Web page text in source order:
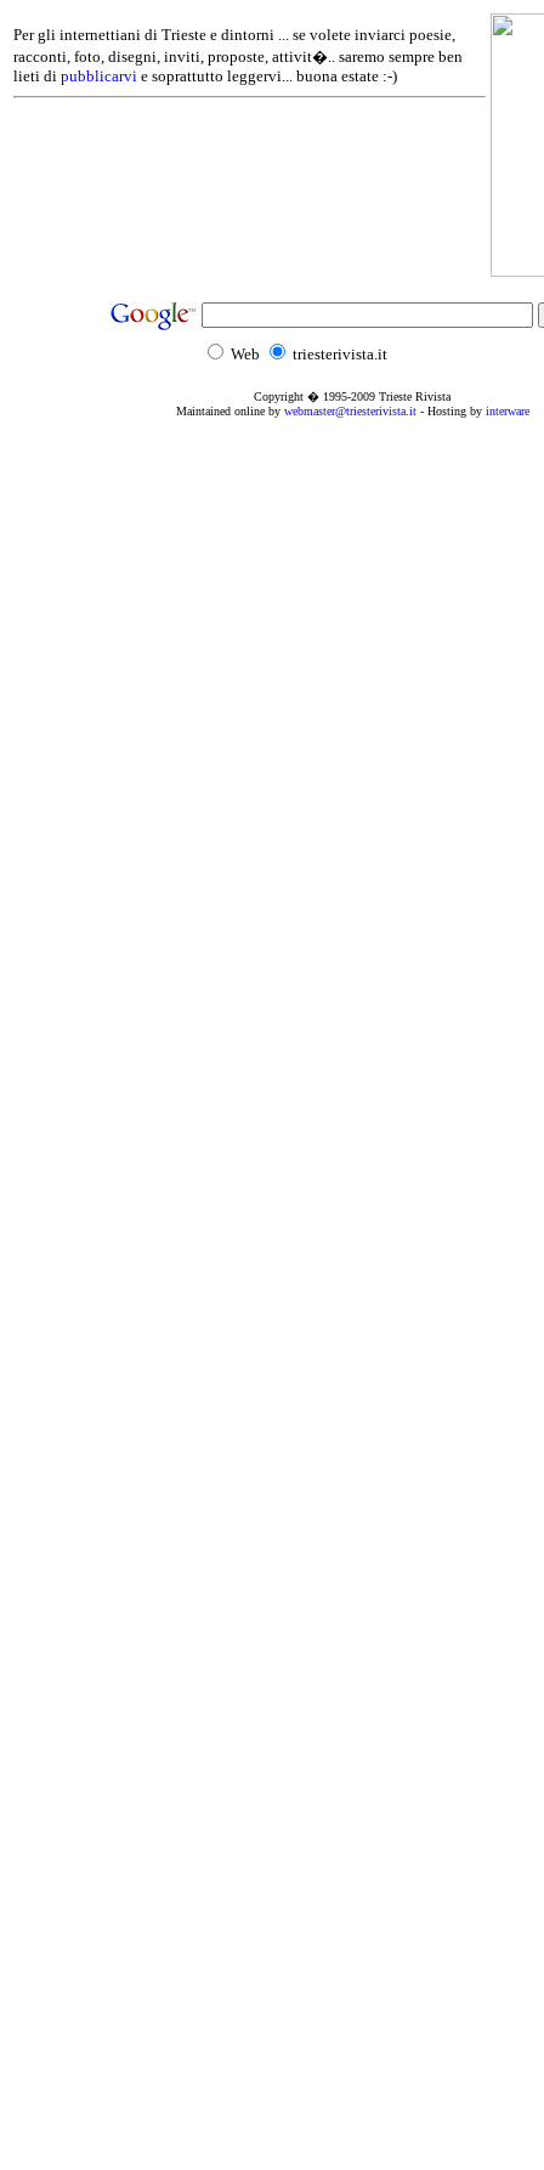
Per gli internettiani di Trieste e dintorni ... se volete inviarci poesie,
racconti, foto, disegni, inviti, proposte, attivit�.. saremo sempre ben
lieti di pubblicarvi e soprattutto leggervi... buona estate :-)
Web triesterivista.it
Copyright � 1995-2009 Trieste Rivista
Maintained online by webmaster@triesterivista.it- Hosting by interware